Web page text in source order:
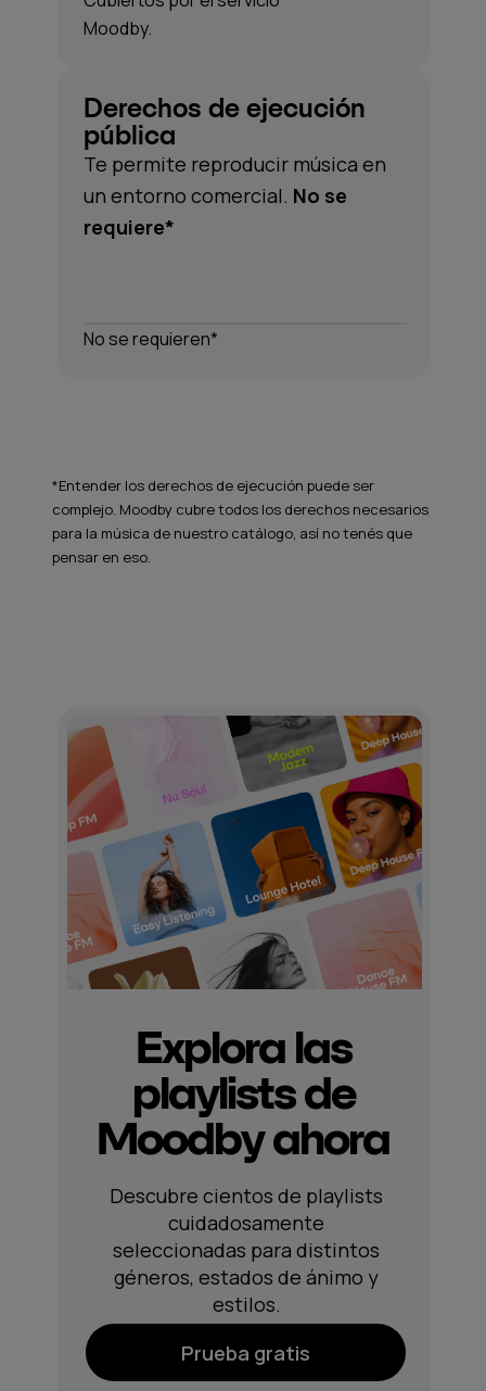
*Entender los derechos de ejecución puede ser
complejo. Moodby cubre todos los derechos necesarios
para la música de nuestro catálogo, así no tenés que
pensar en eso.
Moodby.
Derechos de ejecución
pública
Te permite reproducir música en
un entorno comercial. No se
requiere*
No se requieren*
Descubre cientos de playlists
cuidadosamente
seleccionadas para distintos
géneros, estados de ánimo y
estilos.
Prueba gratis
Explora las
playlists de
Moodby ahora